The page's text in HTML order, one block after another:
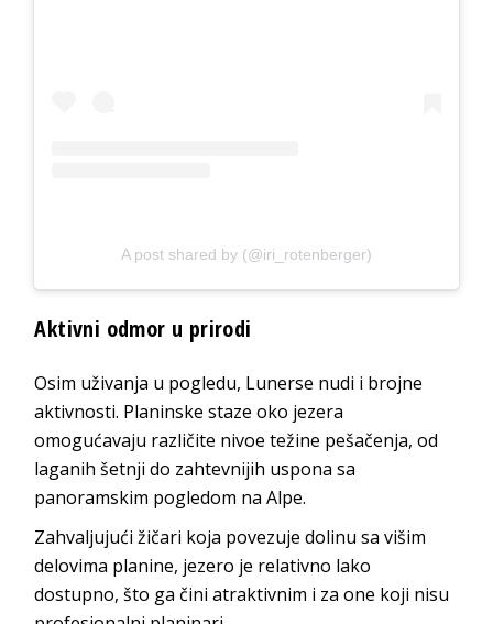
A post shared by (@iri_rotenberger)
Aktivni odmor u prirodi
Osim uživanja u pogledu, Lunerse nudi i brojne
aktivnosti. Planinske staze oko jezera
omogućavaju različite nivoe težine pešačenja, od
laganih šetnji do zahtevnijih uspona sa
panoramskim pogledom na Alpe.
Zahvaljujući žičari koja povezuje dolinu sa višim
delovima planine, jezero je relativno lako
dostupno, što ga čini atraktivnim i za one koji nisu